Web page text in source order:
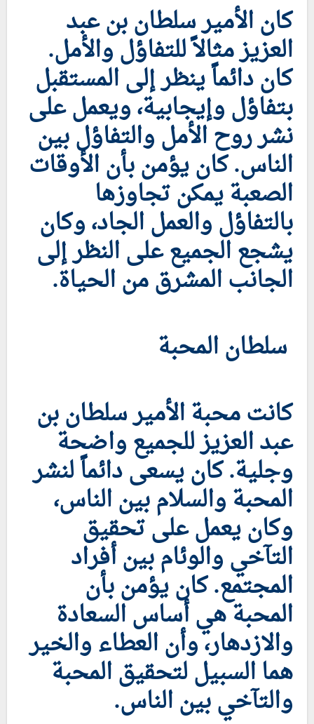
كان الأمير سلطان بن عبد
العزيز مثالاً للتفاؤل والأمل.
كان دائماً ينظر إلى المستقبل
بتفاؤل وإيجابية، ويعمل على
نشر روح الأمل والتفاؤل بين
الناس. كان يؤمن بأن الأوقات
الصعبة يمكن تجاوزها
بالتفاؤل والعمل الجاد، وكان
يشجع الجميع على النظر إلى
الجانب المشرق من الحياة.
سلطان المحبة
كانت محبة الأمير سلطان بن
عبد العزيز للجميع واضحة
وجلية. كان يسعى دائماً لنشر
المحبة والسلام بين الناس،
وكان يعمل على تحقيق
التآخي والوئام بين أفراد
المجتمع. كان يؤمن بأن
المحبة هي أساس السعادة
والازدهار، وأن العطاء والخير
هما السبيل لتحقيق المحبة
والتآخي بين الناس.